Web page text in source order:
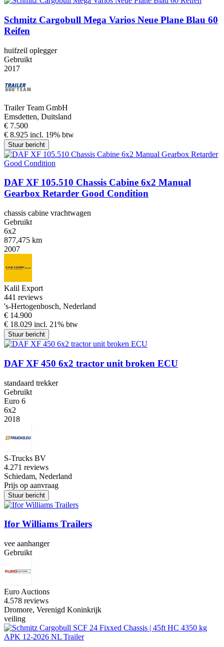
Schmitz Cargobull Mega Varios Neue Plane Blau 60
Reifen
huifzeil oplegger
Gebruikt
2017
Trailer Team GmbH
Emsdetten, Duitsland
€ 7.500
€ 8.925 incl. 19% btw
Stuur bericht
DAF XF 105.510 Chassis Cabine 6x2 Manual
Gearbox Retarder Good Condition
chassis cabine vrachtwagen
Gebruikt
6x2
877,475 km
2007
Kalil Export
441 reviews
's-Hertogenbosch, Nederland
€ 14.900
€ 18.029 incl. 21% btw
Stuur bericht
DAF XF 450 6x2 tractor unit broken ECU
standaard trekker
Gebruikt
Euro 6
6x2
2018
S-Trucks BV
4.271 reviews
Schiedam, Nederland
Prijs op aanvraag
Stuur bericht
Ifor Williams Trailers
vee aanhanger
Gebruikt
Euro Auctions
4.578 reviews
Dromore, Verenigd Koninkrijk
veiling